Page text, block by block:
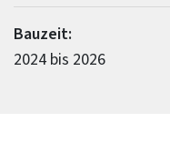
Bauzeit:
2024 bis 2026